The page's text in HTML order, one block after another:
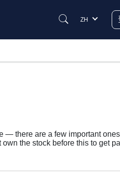
ZH
— there are a few important
the stock before this to get
get the money. Tronox